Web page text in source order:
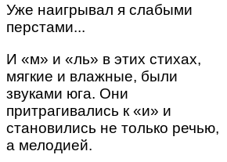
Уже наигрывал я слабыми
перстами...
И «м» и «ль» в этих стихах,
мягкие и влажные, были
звуками юга. Они
притрагивались к «и» и
становились не только речью,
а мелодией.